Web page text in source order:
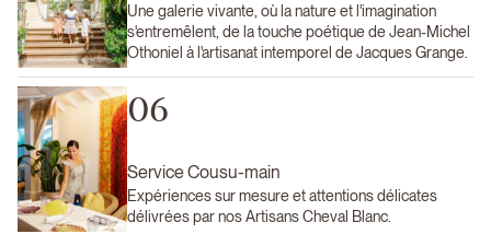
Une galerie vivante, où la nature et l'imagination
s'entremêlent, de la touche poétique de Jean-Michel
Othoniel à l'artisanat intemporel de Jacques Grange.
06
Service Cousu-main
Expériences sur mesure et attentions délicates
délivrées par nos Artisans Cheval Blanc.